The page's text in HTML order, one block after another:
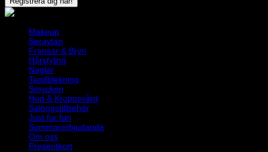
Makeup
Spraytan
Fransar & Bryn
Hårstyling
Naglar
Tandblekning
Smycken
Hud & Kroppsvård
Salongstillbehör
Just for fun
Sommarerbjudande
Om oss
Presentkort